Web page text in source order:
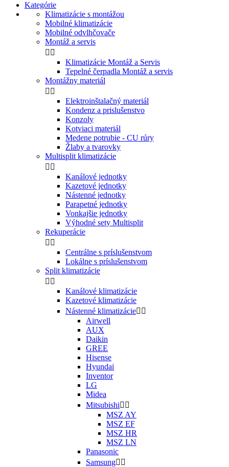
Kategórie
Klimatizácie s montážou
Mobilné klimatizácie
Mobilné odvlhčovače
Montáž a servis
 
Klimatizácie Montáž a Servis
Tepelné čerpadla Montáž a servis
Montážny materiál
 
Elektroinštalačný materiál
Kondenz a prislušenstvo
Konzoly
Kotviaci materiál
Medene potrubie - CU rúry
Žlaby a tvarovky
Multisplit klimatizácie
 
Kanálové jednotky
Kazetové jednotky
Nástenné jednotky
Parapetné jednotky
Vonkajšie jednotky
Výhodné sety Multisplit
Rekuperácie
 
Centrálne s príslušenstvom
Lokálne s príslušenstvom
Split klimatizácie
 
Kanálové klimatizácie
Kazetové klimatizácie
Nástenné klimatizácie 
Airwell
AUX
Daikin
GREE
Hisense
Hyundai
Inventor
LG
Midea
Mitsubishi 
MSZ AY
MSZ EF
MSZ HR
MSZ LN
Panasonic
Samsung 